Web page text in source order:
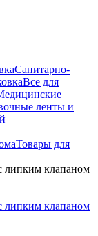
Санитарно-
Все для
ленты и
Товары для
липким клапаном